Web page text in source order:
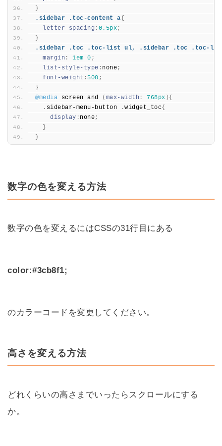
}
.sidebar .toc-content a{
letter-spacing : 0. 5px;
}
.sidebar .toc .toc-list ul, .sidebar .toc .toc-
margin : 1em 0 ;
list-style-type : none;
font-weight : 500 ;
}
@media screen and ( max-width : 768px ) {
. sidebar-menu-button .widget_toc{
display : none;
}
}
数字の色を変える方法
数字の色を変えるにはCSSの31行目にある
color:#3cb8f1;
のカラーコードを変更してください。
高さを変える方法
どれくらいの高さまでいったらスクロールにする
か。